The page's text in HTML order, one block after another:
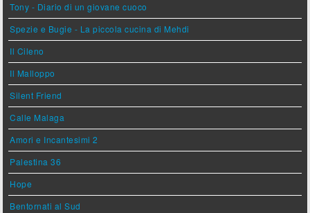
Tony - Diario di un giovane cuoco
Spezie e Bugie - La piccola cucina di Mehdi
Il Cileno
Il Malloppo
Silent Friend
Calle Malaga
Amori e Incantesimi 2
Palestina 36
Hope
Bentornati al Sud